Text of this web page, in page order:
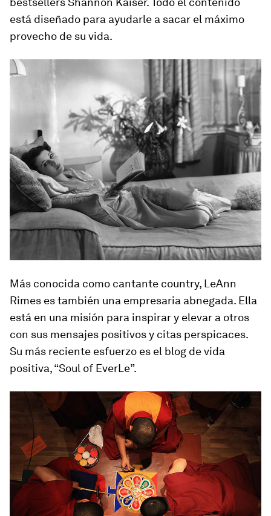
está diseñado para ayudarle a sacar el máximo
provecho de su vida.
Más conocida como cantante country, LeAnn
Rimes es también una empresaria abnegada. Ella
está en una misión para inspirar y elevar a otros
con sus mensajes positivos y citas perspicaces.
Su más reciente esfuerzo es el blog de vida
positiva, “Soul of EverLe”.